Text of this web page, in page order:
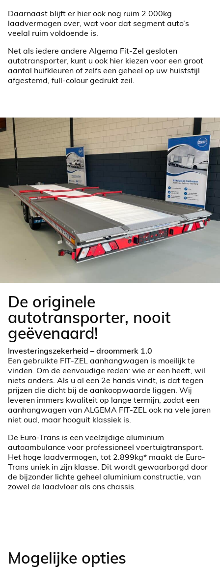
Daarnaast blijft er hier ook nog ruim 2.000kg
laadvermogen over, wat voor dat segment auto’s
veelal ruim voldoende is.
Net als iedere andere Algema Fit-Zel gesloten
autotransporter, kunt u ook hier kiezen voor een groot
aantal huifkleuren of zelfs een geheel op uw huiststijl
afgestemd, full-colour gedrukt zeil.
De originele
autotransporter, nooit
geëvenaard!
Investeringszekerheid – droommerk 1.0
Een gebruikte FIT-ZEL aanhangwagen is moeilijk te
vinden. Om de eenvoudige reden: wie er een heeft, wil
niets anders. Als u al een 2e hands vindt, is dat tegen
prijzen die dicht bij de aankoopwaarde liggen. Wij
leveren immers kwaliteit op lange termijn, zodat een
aanhangwagen van ALGEMA FIT-ZEL ook na vele jaren
niet oud, maar hooguit klassiek is.
De Euro-Trans is een veelzijdige aluminium
autoambulance voor professioneel voertuigtransport.
Het hoge laadvermogen, tot 2.899kg* maakt de Euro-
Trans uniek in zijn klasse. Dit wordt gewaarborgd door
de bijzonder lichte geheel aluminium constructie, van
zowel de laadvloer als ons chassis.
Mogelijke opties